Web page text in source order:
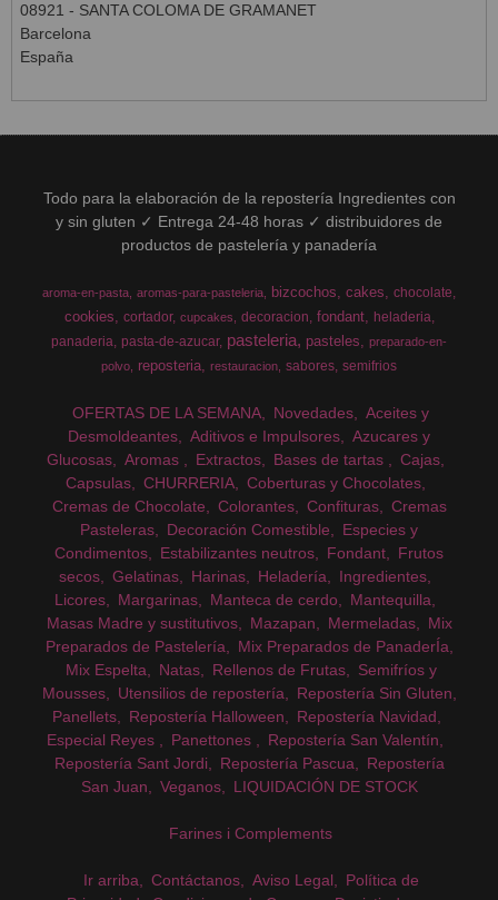
08921 - SANTA COLOMA DE GRAMANET
Barcelona
España
Todo para la elaboración de la repostería Ingredientes con
y sin gluten ✓ Entrega 24-48 horas ✓ distribuidores de
productos de pastelería y panadería
aroma-en-pasta aromas-para-pasteleria bizcochos cakes chocolate
cookies cortador cupcakes decoracion fondant
heladeria
panaderia pasta-de-azucar pasteleria pasteles
preparado-en-
polvo
reposteria restauracion sabores semifrios
OFERTAS DE LA SEMANA Novedades
Aceites y
Desmoldeantes
Aditivos e Impulsores
Azucares y
Glucosas
Aromas Extractos Bases de tartas
Cajas
Capsulas
CHURRERIA
Coberturas y Chocolates
Cremas de Chocolate
Colorantes Confituras
Cremas
Pasteleras
Decoración Comestible
Especies y
Condimentos
Estabilizantes neutros Fondant
Frutos
secos
Gelatinas Harinas Heladería
Ingredientes
Licores
Margarinas Manteca de cerdo
Mantequilla
Masas Madre y sustitutivos
Mazapan Mermeladas
Mix
Preparados de Pastelería
Mix Preparados de PanaderÍa
Mix Espelta
Natas Rellenos de Frutas
Semifríos y
Mousses
Utensilios de repostería
Repostería Sin Gluten
Panellets
Repostería Halloween
Repostería Navidad
Especial Reyes
Panettones
Repostería San Valentín
Repostería Sant Jordi
Repostería Pascua
Repostería
San Juan
Veganos LIQUIDACIÓN DE STOCK
Farines i Complements
Ir arriba Contáctanos Aviso Legal
Política de